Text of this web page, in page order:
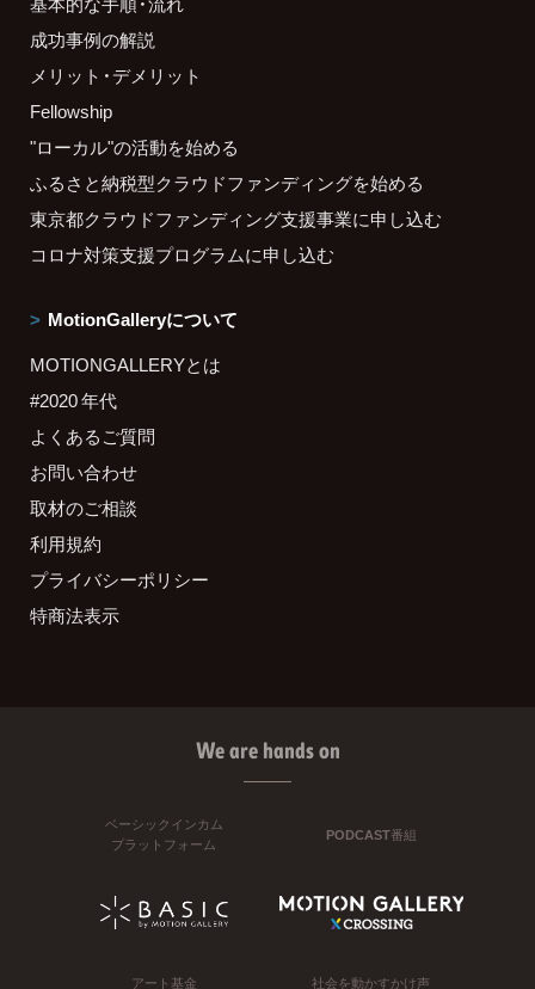
成功事例の解説
メリット・デメリット
Fellowship
"ローカル"の活動を始める
ふるさと納税型クラウドファンディングを始める
東京都クラウドファンディング支援事業に申し込む
コロナ対策支援プログラムに申し込む
MotionGalleryについて
MOTIONGALLERYとは
#2020 年代
よくあるご質問
お問い合わせ
取材のご相談
利用規約
プライバシーポリシー
特商法表示
We are hands on
ベーシックインカム
プラットフォーム
PODCAST番組
アート基金 社会を動かすかけ声